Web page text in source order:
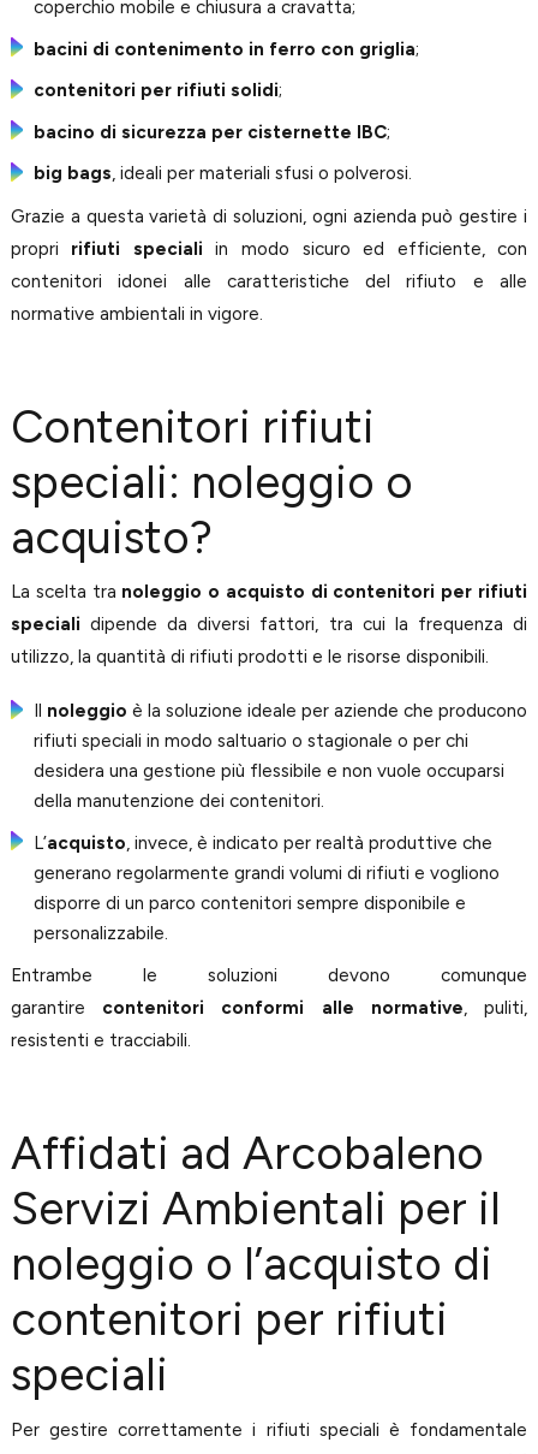
coperchio mobile e chiusura a cravatta;
bacini di contenimento in ferro con griglia;
contenitori per rifiuti solidi;
bacino di sicurezza per cisternette IBC;
big bags, ideali per materiali sfusi o polverosi.
Grazie a questa varietà di soluzioni, ogni azienda può gestire i
propri rifiuti speciali in modo sicuro ed efficiente, con
contenitori idonei alle caratteristiche del rifiuto e alle
normative ambientali in vigore.
Contenitori rifiuti
speciali: noleggio o
acquisto?
La scelta tra noleggio o acquisto di contenitori per rifiuti
speciali dipende da diversi fattori, tra cui la frequenza di
utilizzo, la quantità di rifiuti prodotti e le risorse disponibili.
Il noleggio è la soluzione ideale per aziende che producono
rifiuti speciali in modo saltuario o stagionale o per chi
desidera una gestione più flessibile e non vuole occuparsi
della manutenzione dei contenitori.
L’acquisto , invece, è indicato per realtà produttive che
generano regolarmente grandi volumi di rifiuti e vogliono
disporre di un parco contenitori sempre disponibile e
personalizzabile.
Entrambe le soluzioni devono comunque
garantire contenitori conformi alle normative, puliti,
resistenti e tracciabili.
Affidati ad Arcobaleno
Servizi Ambientali per il
noleggio o l’acquisto di
contenitori per rifiuti
speciali
Per gestire correttamente i rifiuti speciali è fondamentale